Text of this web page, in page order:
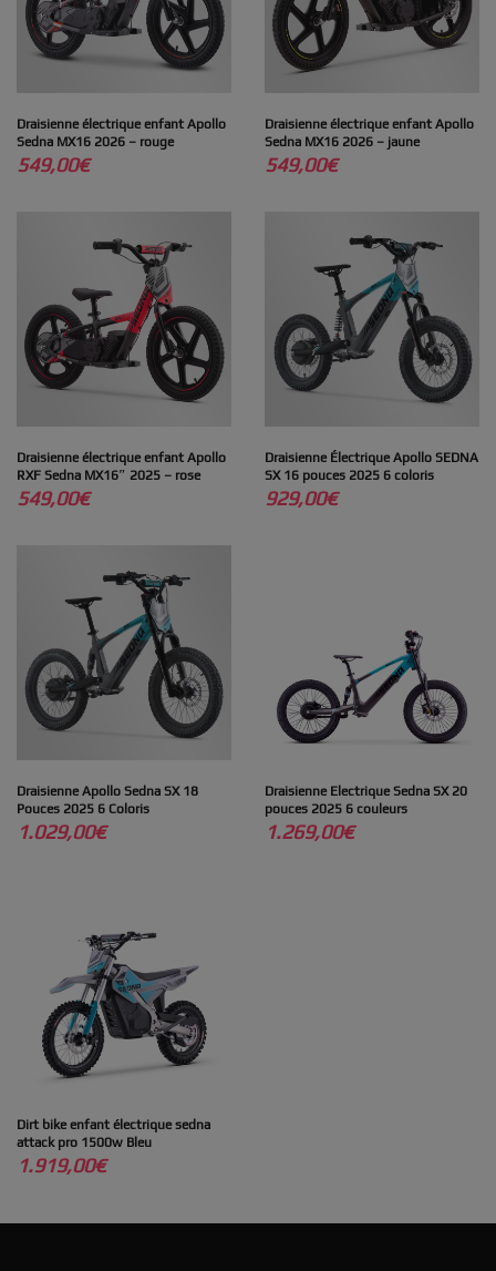
Draisienne électrique enfant Apollo
Sedna MX16 2026 – rouge
549,00€
Draisienne électrique enfant Apollo
Sedna MX16 2026 – jaune
549,00€
Draisienne électrique enfant Apollo
RXF Sedna MX16″ 2025 – rose
549,00€
Draisienne Électrique Apollo SEDNA
SX 16 pouces 2025 6 coloris
929,00€
Draisienne Apollo Sedna SX 18
Pouces 2025 6 Coloris
1.029,00€
Draisienne Electrique Sedna SX 20
pouces 2025 6 couleurs
1.269,00€
Dirt bike enfant électrique sedna
attack pro 1500w Bleu
1.919,00€